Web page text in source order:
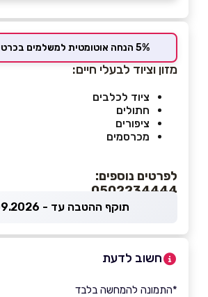
5% הנחה אוטומטית למשלמים בכרטיס המועדון
מזון וציוד לבעלי חיים:
ציוד לכלבים
חתולים
ציפורים
מכרסמים
לפרטים נוספים:
0502234444
תוקף ההטבה עד - 08.09.2026
חשוב לדעת
*התמונה להמחשה בלבד